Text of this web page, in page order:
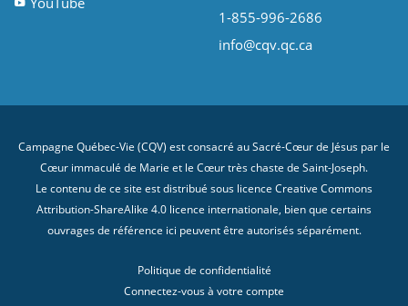
1-855-996-2686
info@cqv.qc.ca
Campagne Québec-Vie (CQV) est consacré au Sacré-Cœur de Jésus par le
Cœur immaculé de Marie et le Cœur très chaste de Saint-Joseph.
Le contenu de ce site est distribué sous licence Creative Commons
Attribution-ShareAlike 4.0 licence internationale , bien que certains
ouvrages de référence ici peuvent être autorisés séparément.
Politique de confidentialité
Connectez-vous à votre compte